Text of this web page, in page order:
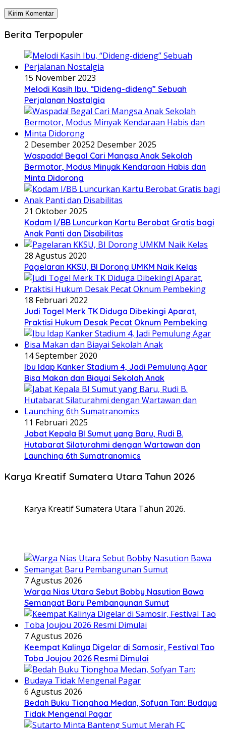
Berita Terpopuler
15 November 2023
Melodi Kasih Ibu, “Dideng-dideng” Sebuah
Perjalanan Nostalgia
2 Desember 20252 Desember 2025
Waspada! Begal Cari Mangsa Anak Sekolah
Bermotor, Modus Minyak Kendaraan Habis dan
Minta Didorong
21 Oktober 2025
Kodam I/BB Luncurkan Kartu Berobat Gratis bagi
Anak Panti dan Disabilitas
28 Agustus 2020
Pagelaran KKSU, BI Dorong UMKM Naik Kelas
18 Februari 2022
Judi Togel Merk TK Diduga Dibekingi Aparat,
Praktisi Hukum Desak Pecat Oknum Pembeking
14 September 2020
Ibu Idap Kanker Stadium 4, Jadi Pemulung Agar
Bisa Makan dan Biayai Sekolah Anak
11 Februari 2025
Jabat Kepala BI Sumut yang Baru, Rudi B.
Hutabarat Silaturahmi dengan Wartawan dan
Launching 6th Sumatranomics
Karya Kreatif Sumatera Utara Tahun 2026
Karya Kreatif Sumatera Utara Tahun 2026.
7 Agustus 2026
Warga Nias Utara Sebut Bobby Nasution Bawa
Semangat Baru Pembangunan Sumut
7 Agustus 2026
Keempat Kalinya Digelar di Samosir, Festival Tao
Toba Joujou 2026 Resmi Dimulai
6 Agustus 2026
Bedah Buku Tionghoa Medan, Sofyan Tan: Budaya
Tidak Mengenal Pagar